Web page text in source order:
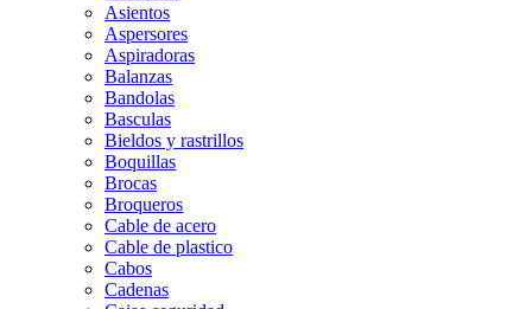
Asientos
Aspersores
Aspiradoras
Balanzas
Bandolas
Basculas
Bieldos y rastrillos
Boquillas
Brocas
Broqueros
Cable de acero
Cable de plastico
Cabos
Cadenas